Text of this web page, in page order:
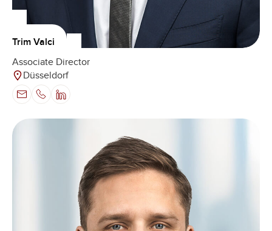
Trim Valci
Associate Director
Düsseldorf